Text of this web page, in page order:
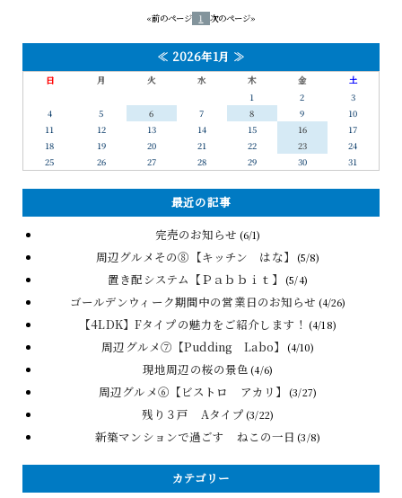
«前のページ 1 次のページ»
≪ 2026年1月 ≫
日 月 火 水 木 金
土
1
2
3
4
5 6 7 8 9
10
11
12 13 14 15 16
17
18
19 20 21 22 23
24
25
26 27 28 29 30 31
最近の記事
完売のお知らせ (6/1)
周辺グルメその⑧【キッチン はな】 (5/8)
置き配システム【Ｐａｂｂｉｔ】 (5/4)
ゴールデンウィーク期間中の営業日のお知らせ (4/26)
【4LDK】Fタイプの魅力をご紹介します！ (4/18)
周辺グルメ⑦【Pudding Labo】 (4/10)
現地周辺の桜の景色 (4/6)
周辺グルメ⑥【ビストロ アカリ】 (3/27)
残り３戸 Aタイプ (3/22)
新築マンションで過ごす ねこの一日 (3/8)
カテゴリー